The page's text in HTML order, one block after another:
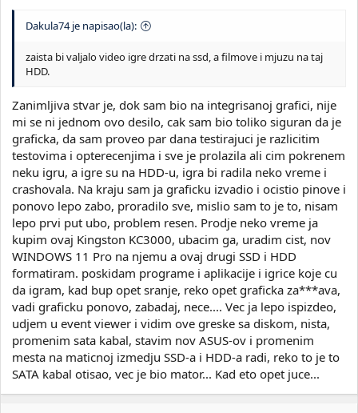
Dakula74 je napisao(la):
zaista bi valjalo video igre drzati na ssd, a filmove i mjuzu na taj
HDD.
Zanimljiva stvar je, dok sam bio na integrisanoj grafici, nije
mi se ni jednom ovo desilo, cak sam bio toliko siguran da je
graficka, da sam proveo par dana testirajuci je razlicitim
testovima i opterecenjima i sve je prolazila ali cim pokrenem
neku igru, a igre su na HDD-u, igra bi radila neko vreme i
crashovala. Na kraju sam ja graficku izvadio i ocistio pinove i
ponovo lepo zabo, proradilo sve, mislio sam to je to, nisam
lepo prvi put ubo, problem resen. Prodje neko vreme ja
kupim ovaj Kingston KC3000, ubacim ga, uradim cist, nov
WINDOWS 11 Pro na njemu a ovaj drugi SSD i HDD
formatiram. poskidam programe i aplikacije i igrice koje cu
da igram, kad bup opet sranje, reko opet graficka za***ava,
vadi graficku ponovo, zabadaj, nece.... Vec ja lepo ispizdeo,
udjem u event viewer i vidim ove greske sa diskom, nista,
promenim sata kabal, stavim nov ASUS-ov i promenim
mesta na maticnoj izmedju SSD-a i HDD-a radi, reko to je to
SATA kabal otisao, vec je bio mator... Kad eto opet juce...